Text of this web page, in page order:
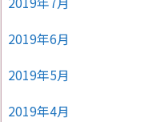
2019年6月
2019年5月
2019年4月